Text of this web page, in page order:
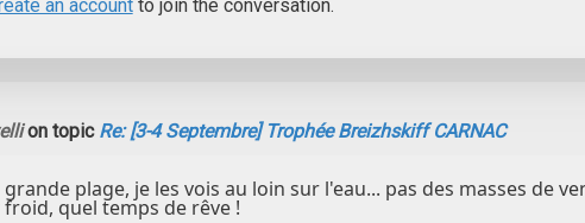
an accountto join the conversation.
on topic Re: [3-4 Septembre] Trophée Breizhskiff CARNAC
plage, je les vois au loin sur l'eau... pas des masses de
quel temps de rêve !